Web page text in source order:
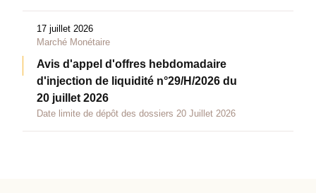
17 juillet 2026
Marché Monétaire
Avis d'appel d'offres hebdomadaire
d'injection de liquidité n°29/H/2026 du
20 juillet 2026
Date limite de dépôt des dossiers 20 Juillet 2026